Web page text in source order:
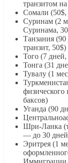
транзитом
Сомали (50$,
Суринам (2
Суринама,
Танзания
транзит, 50$)
Того (7
Тонга (31
Тувалу (1
баксов)
Уганда (90
Шри-Ланка
— до 30
Эритрея (1